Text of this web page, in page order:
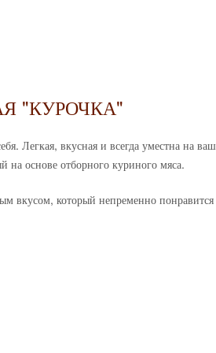
"КУРОЧКА"
Легкая, вкусная и всегда уместна на
основе отборного куриного мяса.
вкусом, который непременно